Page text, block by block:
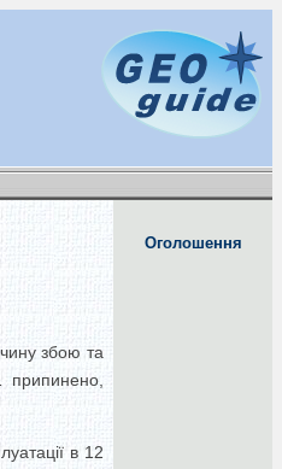
збою та
припинено,
в 12
Оголошення